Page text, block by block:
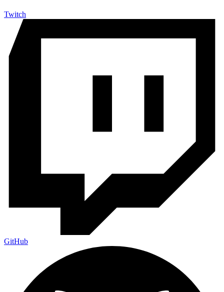
Twitch
GitHub